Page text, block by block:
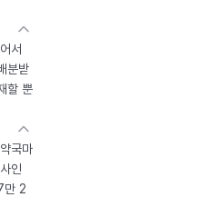
서
분받
할 뿐
국마
인
만 2